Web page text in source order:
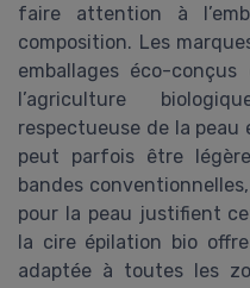
faire attention à
composition. Les
emballages éco-
l’agriculture
respectueuse de la peau
peut parfois être
bandes
pour la peau justifient
la cire épilation bio
adaptée à toutes les